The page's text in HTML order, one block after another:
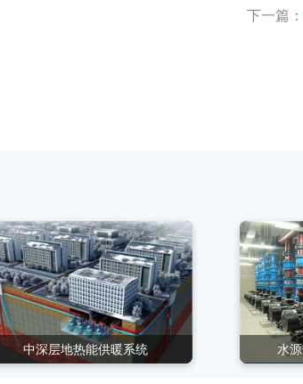
下一篇：
中深层地热能供暖系统 水